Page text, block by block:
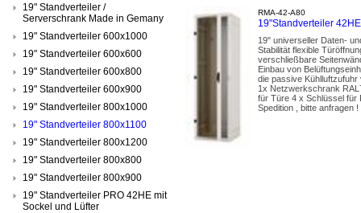
19" Standverteiler /
Serverschrank Made in Gemany
19" Standverteiler 600x1000
19" Standverteiler 600x600
19" Standverteiler 600x800
19" Standverteiler 600x900
19" Standverteiler 800x1000
19" Standverteiler 800x1100
19" Standverteiler 800x1200
19" Standverteiler 800x800
19" Standverteiler 800x900
19" Standverteiler PRO 42HE mit
Sockel und Lüfter
RMA-42-A80
19"Standverteiler
19" universeller Daten-
Stabilität flexible
verschließbare
Einbau von
die passive
1x Netzwerkschrank
für Türe 4 x Schlüssel für
Spedition , bitte anfragen !